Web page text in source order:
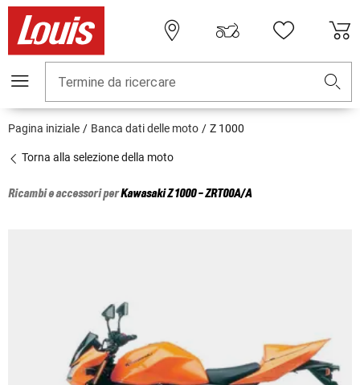
Termine da ricercare
Pagina iniziale Banca dati delle moto Z 1000
Torna alla selezione della moto
Ricambi e accessori perKawasakiZ 1000 - ZRT00A/A